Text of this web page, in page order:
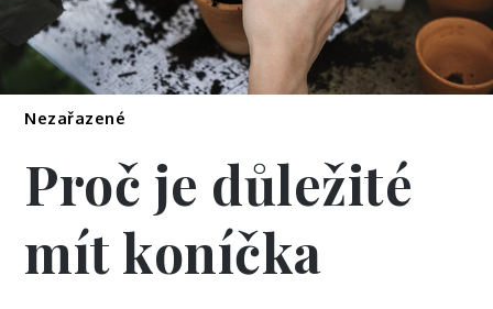
Nezařazené
Proč je důležité
mít koníčka